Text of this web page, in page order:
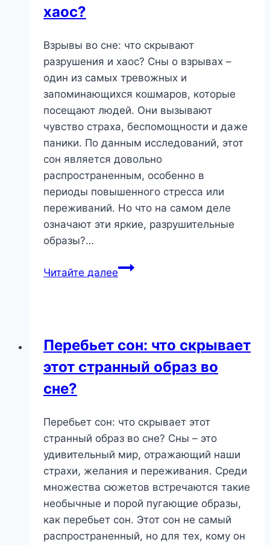
хаос?
Взрывы во сне: что скрывают
разрушения и хаос? Сны о взрывах –
один из самых тревожных и
запоминающихся кошмаров, которые
посещают людей. Они вызывают
чувство страха, беспомощности и даже
паники. По данным исследований, этот
сон является довольно
распространенным, особенно в
периоды повышенного стресса или
переживаний. Но что на самом деле
означают эти яркие, разрушительные
образы?…
Читайте далееВзрывы
разрушения
и
Перебьет сон: что скрывает
этот странный образ во
сне?
Перебьет сон: что скрывает этот
странный образ во сне? Сны – это
удивительный мир, отражающий наши
страхи, желания и переживания. Среди
множества сюжетов встречаются такие
необычные и порой пугающие образы,
как перебьет сон. Этот сон не самый
распространенный, но для тех, кому он